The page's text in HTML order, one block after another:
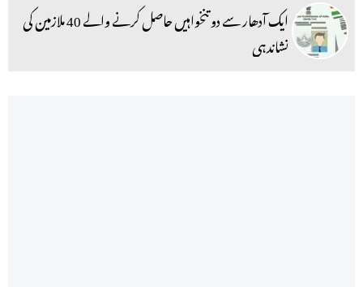
ایک آدھار سے دو تنخواہیں حاصل کرنے والے 40 ملازمین کی
نشاندہی